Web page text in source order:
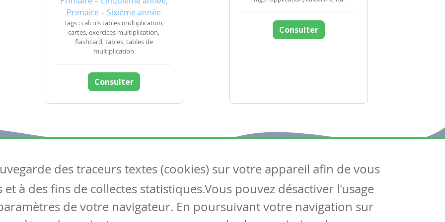
Primaire – Sixième année
Tags : calculs tables multiplication,
cartes, exercices multiplication,
flashcard, tables, tables de
multiplication
Consulter
Consulter
Articles
Tous les articles
Articles DYS
Suivez-nous
Contactez-nous
Soutien scolaire
des traceurs textes (cookies) sur votre appareil afin de vous
à des fins de collectes statistiques.Vous pouvez désactiver l'usage
de votre navigateur. En poursuivant votre navigation sur